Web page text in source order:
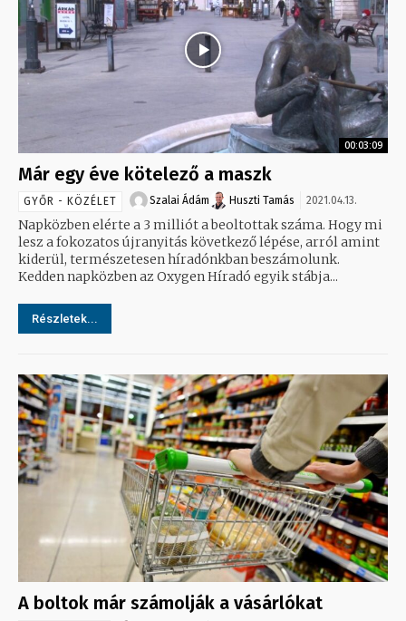
00:03:09
Már egy éve kötelező a maszk
GYŐR - KÖZÉLET Szalai Ádám Huszti Tamás 2021.04.13.
Napközben elérte a 3 milliót a beoltottak száma. Hogy mi
lesz a fokozatos újranyitás következő lépése, arról amint
kiderül, természetesen híradónkban beszámolunk.
Kedden napközben az Oxygen Híradó egyik stábja...
Részletek...
A boltok már számolják a vásárlókat